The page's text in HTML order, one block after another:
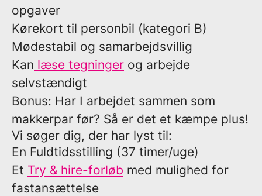
opgaver
Kørekort til personbil (kategori B)
Mødestabil og samarbejdsvillig
Kan læse tegninger og arbejde
selvstændigt
Bonus: Har I arbejdet sammen som
makkerpar før? Så er det et kæmpe plus!
Vi søger dig, der har lyst til:
En Fuldtidsstilling (37 timer/uge)
Et Try & hire-forløb med mulighed for
fastansættelse